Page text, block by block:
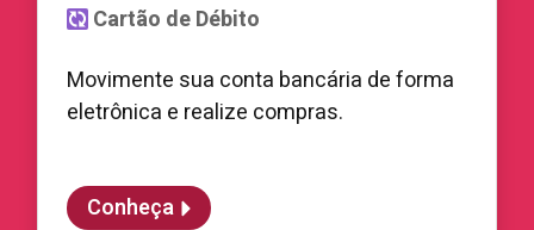
Cartão de Débito
Movimente sua conta bancária de forma
eletrônica e realize compras.
Conheça